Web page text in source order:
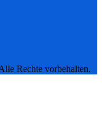
Rechte vorbehalten.